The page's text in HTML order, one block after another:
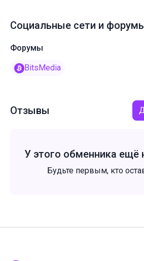
Социальные сети и
Форумы
BitsMedia
Отзывы
У этого обменника ещё
Будьте первым, кто